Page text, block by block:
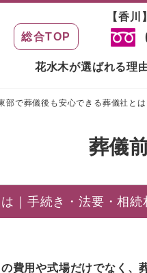
総合TOP
【香
花水木が選ばれる理
部で葬儀後も安心できる葬儀社と
葬儀
｜手続き・法要・相続
費用や式場だけでなく、